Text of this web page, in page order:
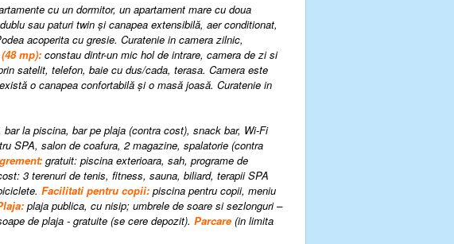
cu un dormitor, un apartament mare cu doua
sau paturi twin și canapea extensibilă, aer conditionat,
acoperita cu gresie. Curatenie in camera zilnic,
mp): constau dintr-un mic hol de intrare, camera de zi si
satelit, telefon, baie cu dus/cada, terasa. Camera este
o canapea confortabilă și o masă joasă. Curatenie in
la piscina, bar pe plaja (contra cost), snack bar, Wi-Fi
SPA, salon de coafura, 2 magazine, spalatorie (contra
gratuit: piscina exterioara, sah, programe de
3 terenuri de tenis, fitness, sauna, biliard, terapii SPA
Facilitati pentru copii: piscina pentru copii, meniu
plaja publica, cu nisip; umbrele de soare si sezlonguri –
de plaja - gratuite (se cere depozit). Parcare(in limita